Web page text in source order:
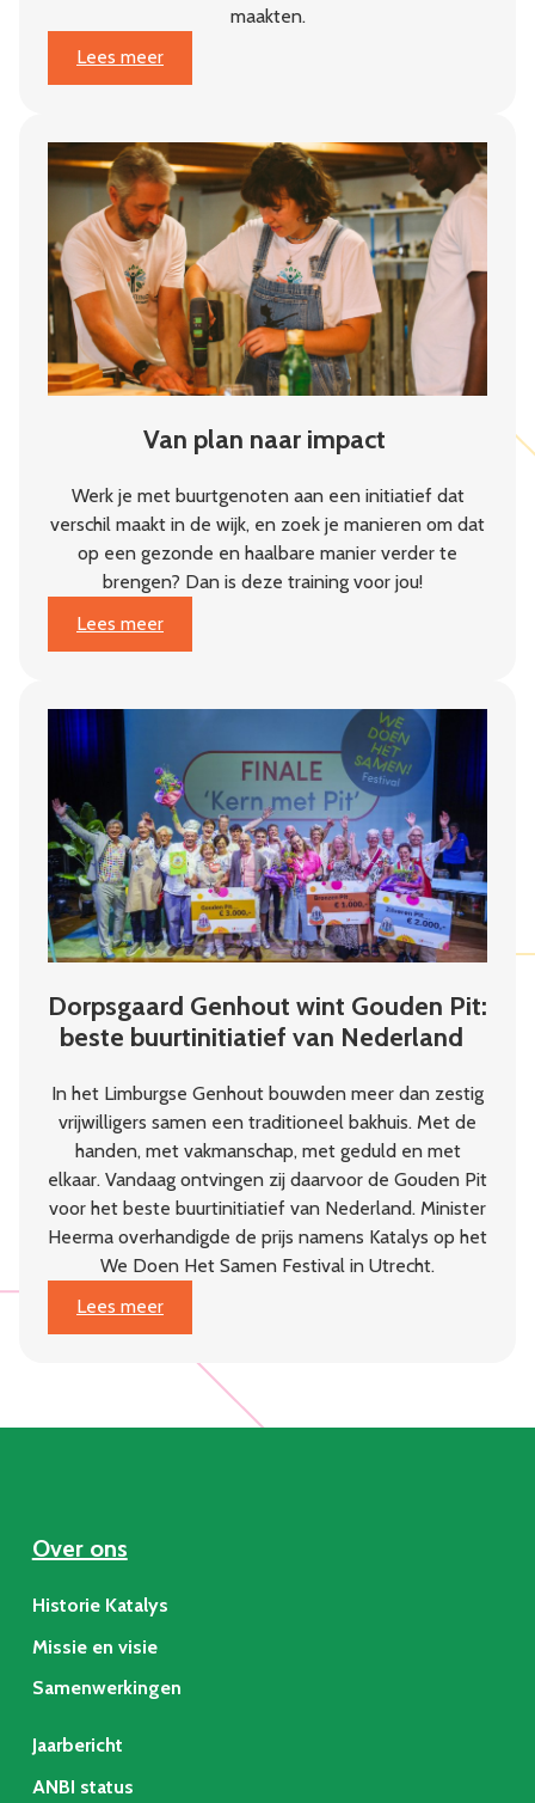
maakten.
Lees meer
:
Jaarbericht
Weerbaarheid
begint
in
de
buurt
Van plan naar impact
Werk je met buurtgenoten aan een initiatief dat
verschil maakt in de wijk, en zoek je manieren om dat
op een gezonde en haalbare manier verder te
brengen? Dan is deze training voor jou!
Lees meer
:
Van
naar
impact
Dorpsgaard Genhout wint Gouden Pit:
beste buurtinitiatief van Nederland
In het Limburgse Genhout bouwden meer dan zestig
vrijwilligers samen een traditioneel bakhuis. Met de
handen, met vakmanschap, met geduld en met
elkaar. Vandaag ontvingen zij daarvoor de Gouden Pit
voor het beste buurtinitiatief van Nederland. Minister
Heerma overhandigde de prijs namens Katalys op het
We Doen Het Samen Festival in Utrecht.
Lees meer
:
Dorpsgaard
Nederland
Over ons
Historie Katalys
Missie en visie
Samenwerkingen
Jaarbericht
ANBI status